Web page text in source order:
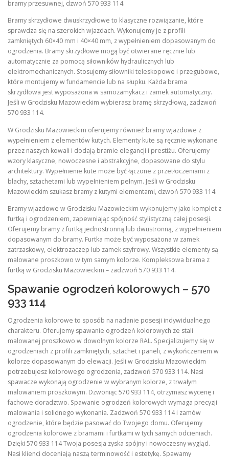
bramy przesuwnej, dzwoń 570 933 114.
Bramy skrzydłowe dwuskrzydłowe to klasyczne rozwiązanie, które
sprawdza się na szerokich wjazdach. Wykonujemy je z profili
zamkniętych 60×40 mm i 40×40 mm, z wypełnieniem dopasowanym do
ogrodzenia. Bramy skrzydłowe mogą być otwierane ręcznie lub
automatycznie za pomocą siłowników hydraulicznych lub
elektromechanicznych. Stosujemy siłowniki teleskopowe i przegubowe,
które montujemy w fundamencie lub na słupku. Każda brama
skrzydłowa jest wyposażona w samozamykacz i zamek automatyczny.
Jeśli w Grodzisku Mazowieckim wybierasz bramę skrzydłową, zadzwoń
570 933 114.
W Grodzisku Mazowieckim oferujemy również bramy wjazdowe z
wypełnieniem z elementów kutych. Elementy kute są ręcznie wykonane
przez naszych kowali i dodają bramie elegancji i prestiżu. Oferujemy
wzory klasyczne, nowoczesne i abstrakcyjne, dopasowane do stylu
architektury. Wypełnienie kute może być łączone z przetłoczeniami z
blachy, sztachetami lub wypełnieniem pełnym. Jeśli w Grodzisku
Mazowieckim szukasz bramy z kutymi elementami, dzwoń 570 933 114.
Bramy wjazdowe w Grodzisku Mazowieckim wykonujemy jako komplet z
furtką i ogrodzeniem, zapewniając spójność stylistyczną całej posesji.
Oferujemy bramy z furtką jednostronną lub dwustronną, z wypełnieniem
dopasowanym do bramy. Furtka może być wyposażona w zamek
zatrzaskowy, elektrozaczep lub zamek szyfrowy. Wszystkie elementy są
malowane proszkowo w tym samym kolorze. Kompleksowa brama z
furtką w Grodzisku Mazowieckim – zadzwoń 570 933 114.
Spawanie ogrodzeń kolorowych – 570
933 114
Ogrodzenia kolorowe to sposób na nadanie posesji indywidualnego
charakteru. Oferujemy spawanie ogrodzeń kolorowych ze stali
malowanej proszkowo w dowolnym kolorze RAL. Specjalizujemy się w
ogrodzeniach z profili zamkniętych, sztachet i paneli, z wykończeniem w
kolorze dopasowanym do elewacji. Jeśli w Grodzisku Mazowieckim
potrzebujesz kolorowego ogrodzenia, zadzwoń 570 933 114. Nasi
spawacze wykonają ogrodzenie w wybranym kolorze, z trwałym
malowaniem proszkowym. Dzwoniąc 570 933 114, otrzymasz wycenę i
fachowe doradztwo. Spawanie ogrodzeń kolorowych wymaga precyzji
malowania i solidnego wykonania. Zadzwoń 570 933 114 i zamów
ogrodzenie, które będzie pasować do Twojego domu. Oferujemy
ogrodzenia kolorowe z bramami i furtkami w tych samych odcieniach.
Dzięki 570 933 114 Twoja posesja zyska spójny i nowoczesny wygląd.
Nasi klienci doceniają naszą terminowość i estetykę. Spawamy